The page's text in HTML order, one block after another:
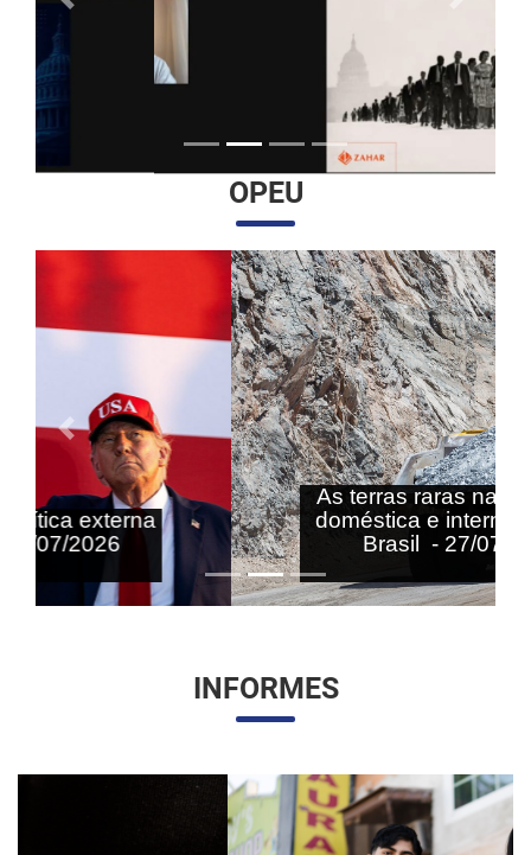
Anterior
OPEU
As terras raras nas agendas
doméstica e internacional do
Brasil - 27/07/2026
Anterior Próximo
INFORMES